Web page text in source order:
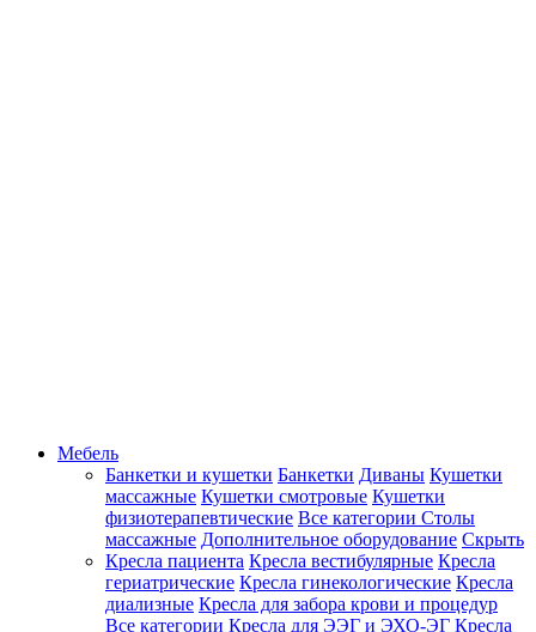
Мебель
Банкетки и кушетки Банкетки Диваны Кушетки
массажные Кушетки смотровые Кушетки
физиотерапевтические Все категории Столы
массажные Дополнительное оборудование Скрыть
Кресла пациента Кресла вестибулярные Кресла
гериатрические Кресла гинекологические Кресла
диализные Кресла для забора крови и процедур
Все категории Кресла для ЭЭГ и ЭХО-ЭГ Кресла